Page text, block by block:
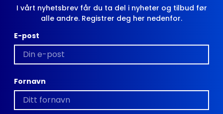
I vårt nyhetsbrev får du ta del i nyheter og tilbud før
alle andre. Registrer deg her nedenfor.
E-post
Fornavn